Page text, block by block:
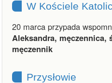
W Kościele
20 marca przypada
Aleksandra, męczennica,
męczennik
Przysłowie